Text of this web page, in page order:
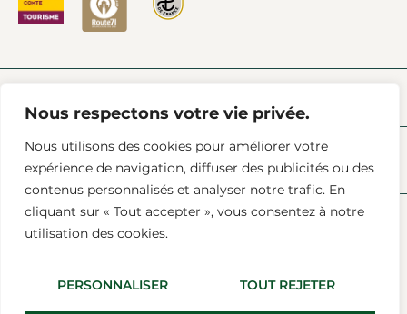
Nous respectons votre vie privée.
Nous utilisons des cookies pour améliorer votre
expérience de navigation, diffuser des publicités ou des
contenus personnalisés et analyser notre trafic. En
cliquant sur « Tout accepter », vous consentez à notre
utilisation des cookies.
PERSONNALISER TOUT REJETER
Tous Droits Réservés © 2025 Agence Bonne Maison
Mentions Légales